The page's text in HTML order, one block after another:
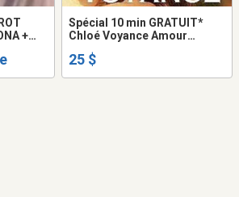
+
Spécial 10 min GRATUIT*
Chloé Voyance Amour
Vérité Réponse CLAIRE en
25 $